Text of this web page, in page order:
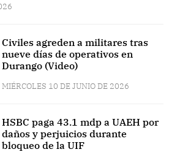
Civiles agreden a militares tras
nueve días de operativos en
Durango (Video)
MIÉRCOLES 10 DE JUNIO DE 2026
HSBC paga 43.1 mdp a UAEH por
daños y perjuicios durante
bloqueo de la UIF